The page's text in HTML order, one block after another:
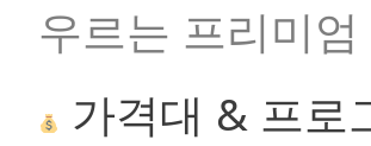
우르는 프리미
가격대 & 프로